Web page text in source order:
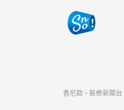
香尼歐 »裝修新聞台